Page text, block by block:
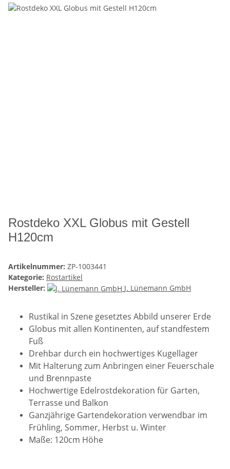
Rostdeko XXL Globus mit Gestell
H120cm
Artikelnummer: ZP-1003441
Kategorie: Rostartikel
Hersteller:
J. Lünemann GmbH
Rustikal in Szene gesetztes Abbild unserer Erde
Globus mit allen Kontinenten, auf standfestem
Fuß
Drehbar durch ein hochwertiges Kugellager
Mit Halterung zum Anbringen einer Feuerschale
und Brennpaste
Hochwertige Edelrostdekoration für Garten,
Terrasse und Balkon
Ganzjährige Gartendekoration verwendbar im
Frühling, Sommer, Herbst u. Winter
Maße: 120cm Höhe